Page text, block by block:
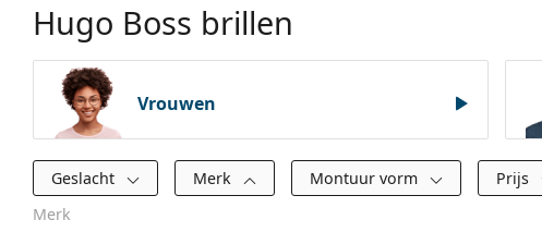
Hugo Boss brillen
Vrouwen
Filters
Geslacht Merk Montuur vorm Prijs
Merk